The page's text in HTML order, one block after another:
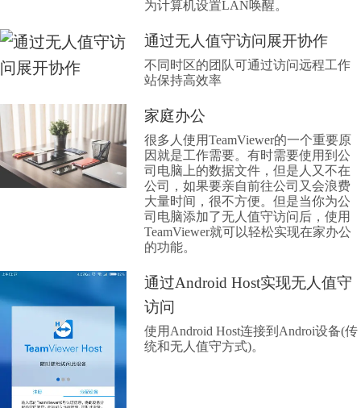
为计算机设置LAN唤醒。
通过无人值守访问展开协作
不同时区的团队可通过访问远程工作
站保持高效率
家庭办公
很多人使用TeamViewer的一个重要原
因就是工作需要。有时需要使用到公
司电脑上的数据文件，但是人又不在
公司，如果要亲自前往公司又会浪费
大量时间，很不方便。但是当你为公
司电脑添加了无人值守访问后，使用
TeamViewer就可以轻松实现在家办公
的功能。
通过Android Host实现无人值守
访问
使用Android Host连接到Androi设备(传
统和无人值守方式)。